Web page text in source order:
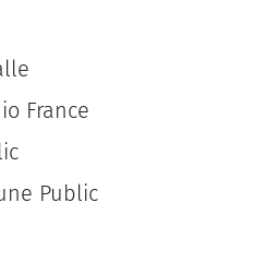
France
Public